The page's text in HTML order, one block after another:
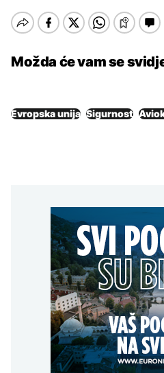
Možda će vam se
Evropska unija Sigurnost